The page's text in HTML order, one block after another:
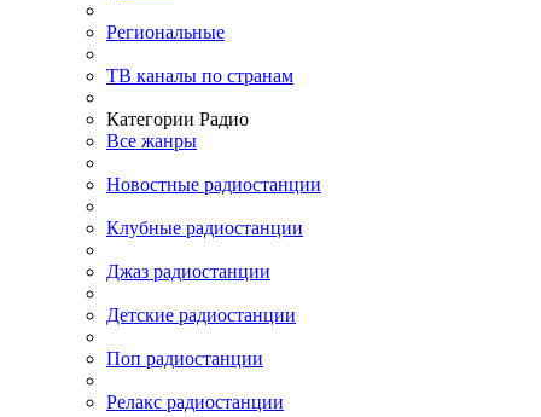
Региональные
ТВ каналы по странам
Категории Радио
Все жанры
Новостные радиостанции
Клубные радиостанции
Джаз радиостанции
Детские радиостанции
Поп радиостанции
Релакс радиостанции